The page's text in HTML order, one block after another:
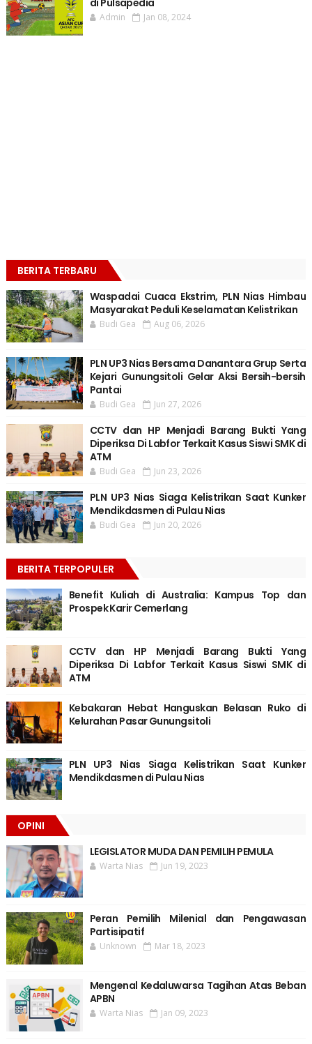
di Pulsapedia
Admin Jan 08, 2024
BERITA TERBARU
Waspadai Cuaca Ekstrim, PLN Nias Himbau
Masyarakat Peduli Keselamatan Kelistrikan
Budi Gea Aug 06, 2026
PLN UP3 Nias Bersama Danantara Grup Serta
Kejari Gunungsitoli Gelar Aksi Bersih-bersih
Pantai
Budi Gea Jun 27, 2026
CCTV dan HP Menjadi Barang Bukti Yang
Diperiksa Di Labfor Terkait Kasus Siswi SMK di
ATM
Budi Gea Jun 23, 2026
PLN UP3 Nias Siaga Kelistrikan Saat Kunker
Mendikdasmen di Pulau Nias
Budi Gea Jun 20, 2026
BERITA TERPOPULER
Benefit Kuliah di Australia: Kampus Top dan
Prospek Karir Cemerlang
CCTV dan HP Menjadi Barang Bukti Yang
Diperiksa Di Labfor Terkait Kasus Siswi SMK di
ATM
Kebakaran Hebat Hanguskan Belasan Ruko di
Kelurahan Pasar Gunungsitoli
PLN UP3 Nias Siaga Kelistrikan Saat Kunker
Mendikdasmen di Pulau Nias
OPINI
LEGISLATOR MUDA DAN PEMILIH PEMULA
Warta Nias Jun 19, 2023
Peran Pemilih Milenial dan Pengawasan
Partisipatif
Unknown Mar 18, 2023
Mengenal Kedaluwarsa Tagihan Atas Beban
APBN
Warta Nias Jan 09, 2023